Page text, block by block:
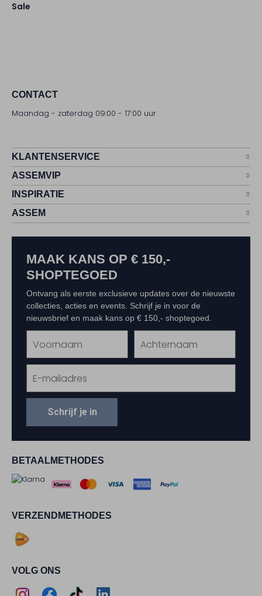
Sale
CONTACT
Maandag - zaterdag 09:00 - 17:00 uur
KLANTENSERVICE
ASSEMVIP
INSPIRATIE
ASSEM
BETAALMETHODES
VERZENDMETHODES
VOLG ONS
MAAK KANS OP € 150,-
SHOPTEGOED
Ontvang als eerste exclusieve updates over de nieuwste
collecties, acties en events. Schrijf je in voor de
nieuwsbrief en maak kans op € 150,- shoptegoed.
Schrijf je in